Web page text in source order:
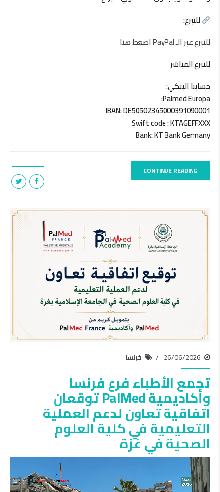
للتبرع:
للتبرع عبر الـ PayPal اضغط هنا
للتبرع المباشر
حسابنا البنكي:
Palmed Europa:
IBAN: DE50502345000391090001
Swift code : KTAGEFFXXX
Bank: KT Bank Germany
CONTINUE READING
26/06/2026 فرنسا
تجمع الأطباء فرع فرنسا
وأكاديمية PalMed توقعان
اتفاقية تعاون لدعم العملية
التعليمية في كلية العلوم
الصحية في غزة
مشغل
الفيديو